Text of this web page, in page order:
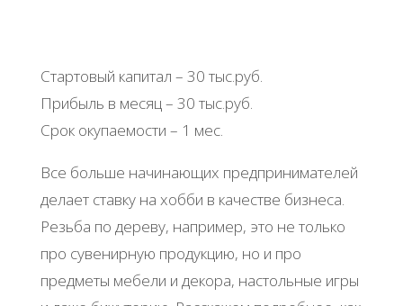
Стартовый капитал – 30 тыс.руб.
Прибыль в месяц – 30 тыс.руб.
Срок окупаемости – 1 мес.
Все больше начинающих предпринимателей
делает ставку на хобби в качестве бизнеса.
Резьба по дереву, например, это не только
про сувенирную продукцию, но и про
предметы мебели и декора, настольные игры